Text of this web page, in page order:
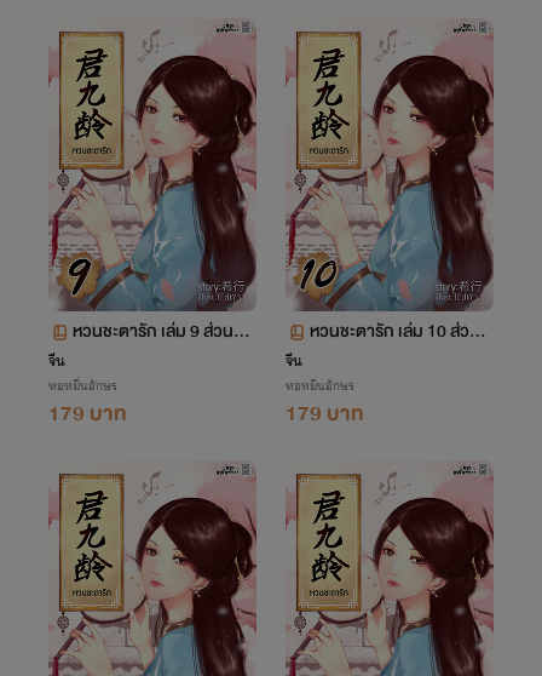
หวนชะตารัก เล่ม 9 ส่วนที่
จีน
หอหมื่นอักษร
179 บาท
หวนชะตารัก เล่ม 10 ส่วนที่
จีน
หอหมื่นอักษร
179 บาท